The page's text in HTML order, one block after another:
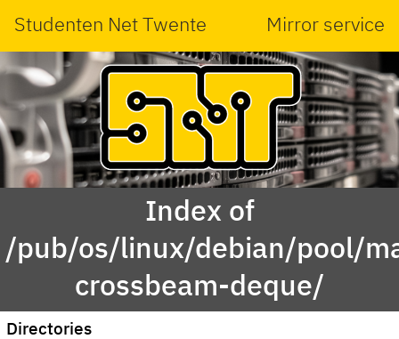
Studenten Net Twente Mirror service
Index of
/pub/os/linux/debian/pool/
crossbeam-deque/
Directories